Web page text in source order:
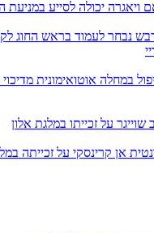
יכולה לסייע
נבחר לעמוד בראש החוג
במחלה אוטואימונית
על זכייתו במלגת אלון
אן קרינסקי על זכייתה